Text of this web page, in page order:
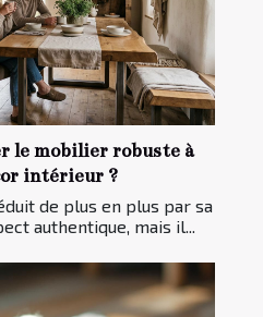
le mobilier robuste à
intérieur ?
de plus en plus par sa
authentique, mais il...